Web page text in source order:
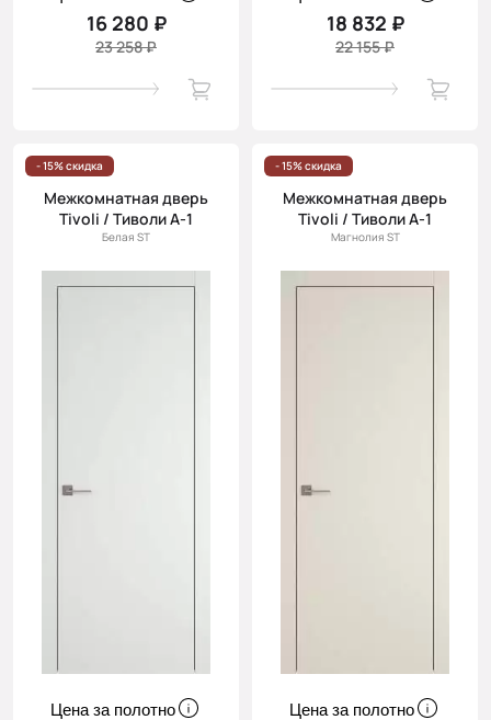
16 280 ₽
23 258 ₽
18 832 ₽
22 155 ₽
- 15% скидка
Межкомнатная дверь
Tivoli / Тиволи А-1
Белая ST
Цена за полотно
- 15% скидка
Межкомнатная дверь
Tivoli / Тиволи А-1
Магнолия ST
Цена за полотно